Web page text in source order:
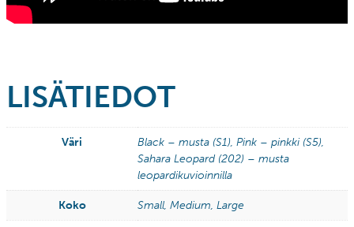
LISÄTIEDOT
Väri
Black – musta (S1), Pink – pinkki (S5),
Sahara Leopard (202) – musta
leopardikuvioinnilla
Koko Small, Medium, Large